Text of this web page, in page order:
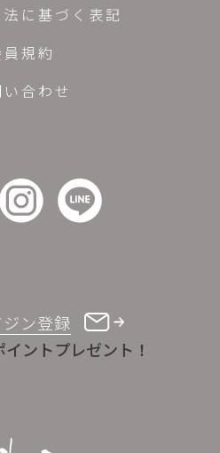
ン登録
ントプレゼント！
に基づく表記
員規約
合わせ